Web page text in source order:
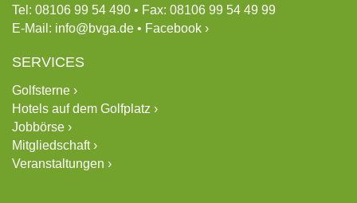
Tel: 08106 99 54 490 • Fax: 08106 99 54 49 99
E-Mail: info@bvga.de • Facebook ›
SERVICES
Golfsterne ›
Hotels auf dem Golfplatz ›
Jobbörse ›
Mitgliedschaft ›
Veranstaltungen ›